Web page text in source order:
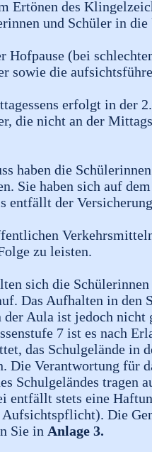
Ertönen des
und Schüler in
(bei
sowie die
erfolgt in der
die nicht an der
haben die
Sie haben sich auf
entfällt der
zu leisten.
sich die
Das Aufhalten in den
Aula ist jedoch nicht
7 ist es nach
das Schulgelände in
Die Verantwortung für
Schulgeländes tragen
entfällt stets eine
Aufsichtspflicht). Die
Sie in Anlage 3.